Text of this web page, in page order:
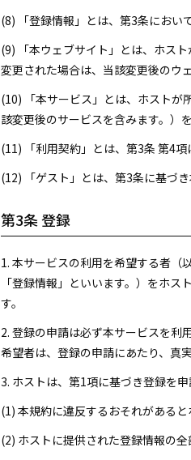
(8) 「登録情報」とは、第3条におい
(9) 「本ウェブサイト」とは、ホス
変更された場合は、当該変更後のウ
(10) 「本サービス」とは、ホストが
該変更後のサービスを含みます。）
(11) 「利用契約」とは、第3条 第4項
(12) 「ゲスト」とは、第3条に基づ
第3条 登録
1. 本サービスの利用を希望する者（
「登録情報」といいます。）をホ
す。
2. 登録の申請は必ず本サービスを利
希望者は、登録の申請にあたり、真
3. ホストは、第1項に基づき登録を
(1) 本規約に違反するおそれがある
(2) ホストに提供された登録情報の